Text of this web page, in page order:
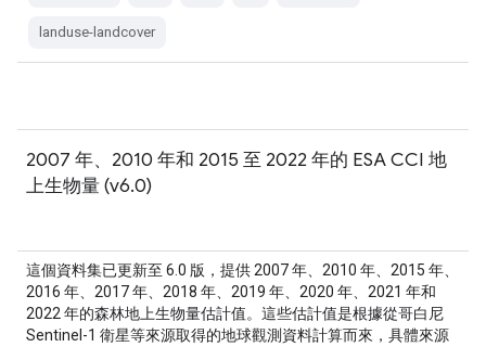
landuse-landcover
2007 年、2010 年和 2015 至 2022 年的 ESA CCI 地
上生物量 (v6.0)
這個資料集已更新至 6.0 版，提供 2007 年、2010 年、2015 年、
2016 年、2017 年、2018 年、2019 年、2020 年、2021 年和
2022 年的森林地上生物量估計值。這些估計值是根據從哥白尼
Sentinel-1 衛星等來源取得的地球觀測資料計算而來，具體來源